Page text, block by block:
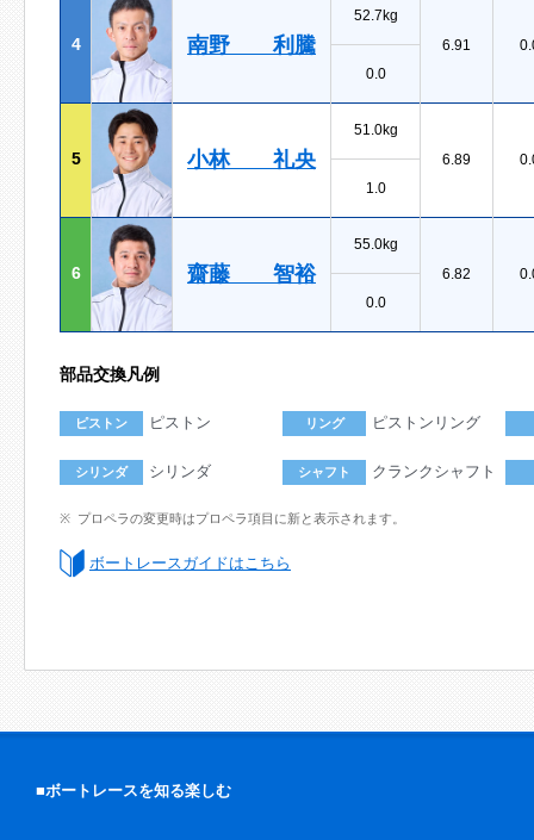
4 南野 利騰
52.7kg
6.91
0.0
5 小林 礼央
51.0kg
6.89
1.0
6 齋藤 智裕
55.0kg
6.82
0.0
部品交換凡例
ピストン ピストン リング ピストンリング
シリンダ シリンダ シャフト クランクシャフト
プロペラの変更時はプロペラ項目に新と表示されます。
ボートレースガイドはこちら
■ボートレースを知る楽しむ